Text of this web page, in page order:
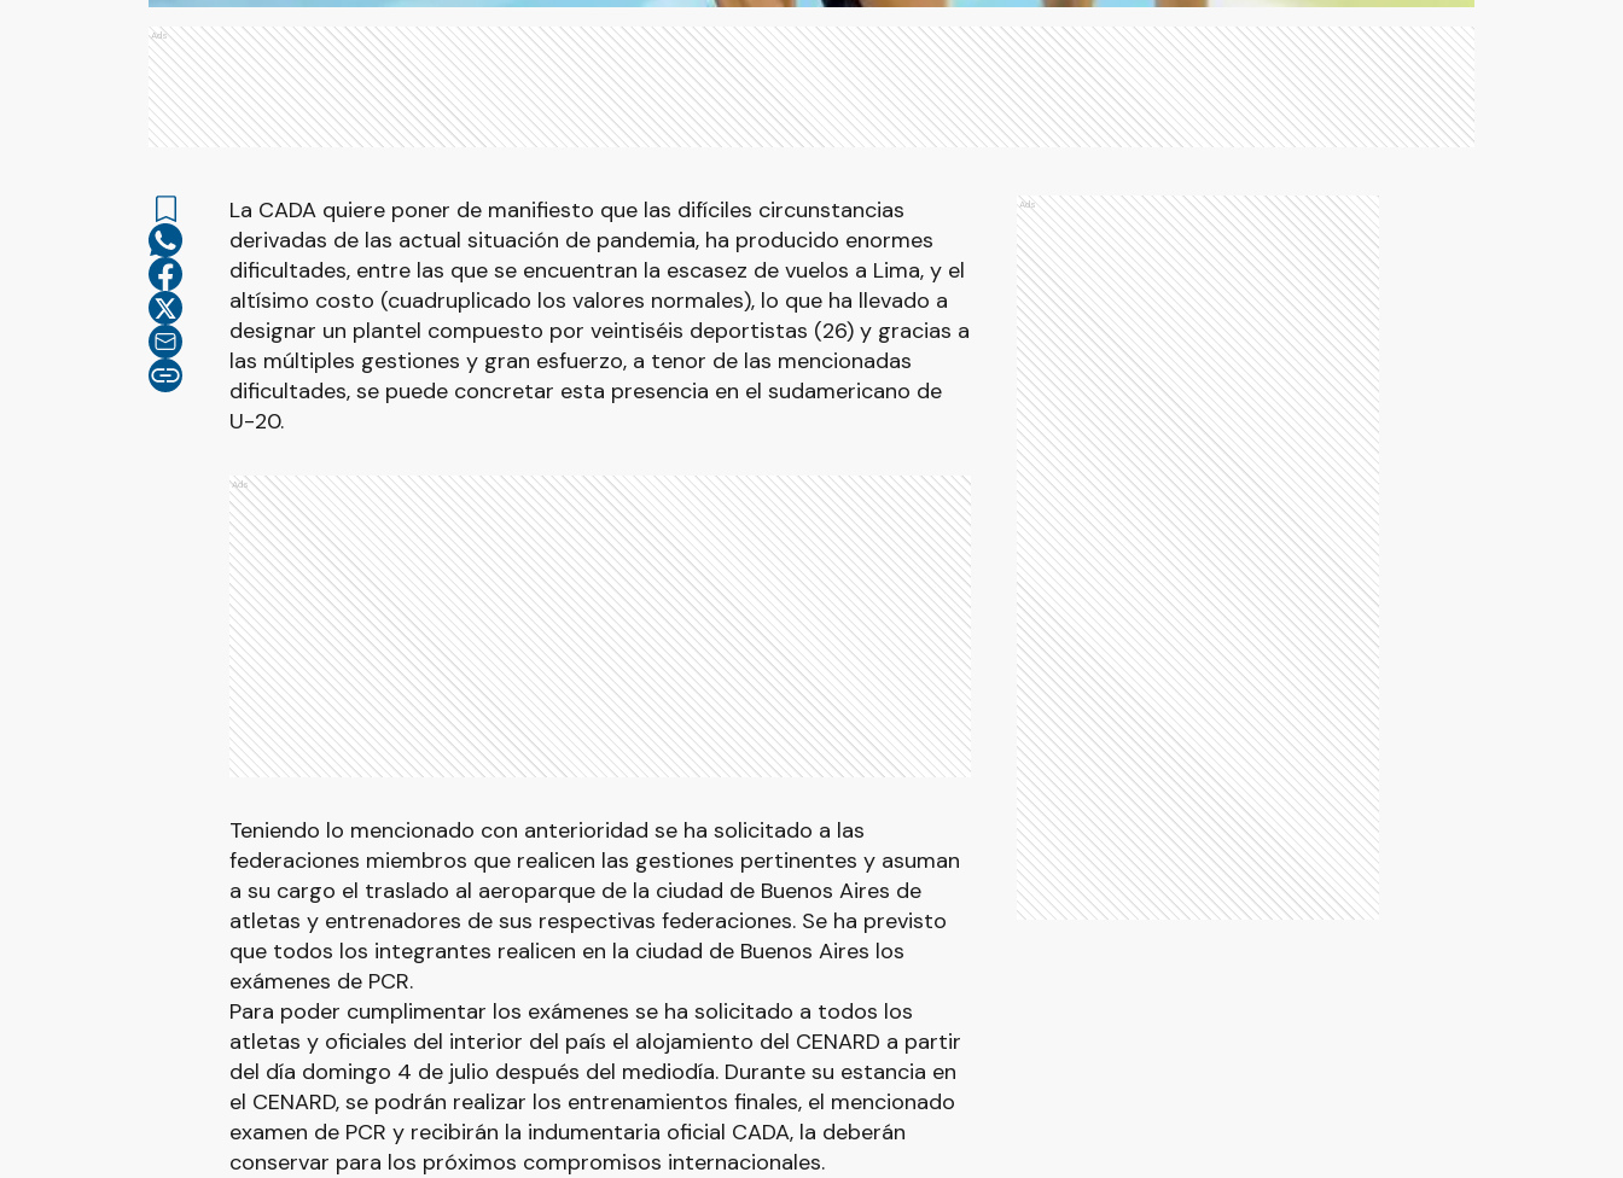
Ads
La CADA quiere poner de manifiesto que las difíciles circunstancias
derivadas de las actual situación de pandemia, ha producido enormes
dificultades, entre las que se encuentran la escasez de vuelos a Lima, y el
altísimo costo (cuadruplicado los valores normales), lo que ha llevado a
designar un plantel compuesto por veintiséis deportistas (26) y gracias a
las múltiples gestiones y gran esfuerzo, a tenor de las mencionadas
dificultades, se puede concretar esta presencia en el sudamericano de
U-20.
Ads
Teniendo lo mencionado con anterioridad se ha solicitado a las
federaciones miembros que realicen las gestiones pertinentes y asuman
a su cargo el traslado al aeroparque de la ciudad de Buenos Aires de
atletas y entrenadores de sus respectivas federaciones. Se ha previsto
que todos los integrantes realicen en la ciudad de Buenos Aires los
exámenes de PCR.
Para poder cumplimentar los exámenes se ha solicitado a todos los
atletas y oficiales del interior del país el alojamiento del CENARD a partir
del día domingo 4 de julio después del mediodía. Durante su estancia en
el CENARD, se podrán realizar los entrenamientos finales, el mencionado
examen de PCR y recibirán la indumentaria oficial CADA, la deberán
conservar para los próximos compromisos internacionales.
Ads